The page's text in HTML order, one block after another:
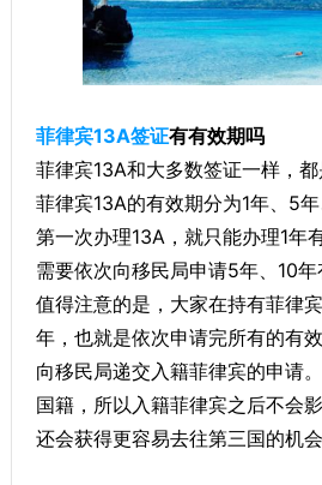
菲律宾13A签证有有效期吗
菲律宾13A和大多数签证一样，
菲律宾13A的有效期分为1年、5
第一次办理13A，就只能办理1年
需要依次向移民局申请5年、10年
值得注意的是，大家在持有菲律
年，也就是依次申请完所有的有
向移民局递交入籍菲律宾的申请
国籍，所以入籍菲律宾之后不会
还会获得更容易去往第三国的机会